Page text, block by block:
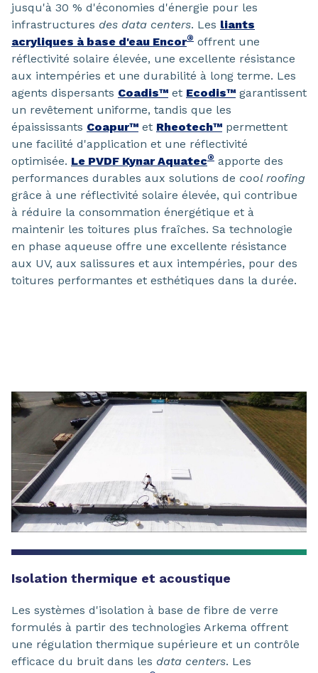
jusqu'à 30 % d'économies d'énergie pour les
infrastructures des data centers. Les liants
acryliques à base d'eau Encor® offrent une
réflectivité solaire élevée, une excellente résistance
aux intempéries et une durabilité à long terme. Les
agents dispersants Coadis™ et Ecodis™ garantissent
un revêtement uniforme, tandis que les
épaississants Coapur™ et Rheotech™ permettent
une facilité d'application et une réflectivité
optimisée. Le PVDF Kynar Aquatec® apporte des
performances durables aux solutions de cool roofing
grâce à une réflectivité solaire élevée, qui contribue
à réduire la consommation énergétique et à
maintenir les toitures plus fraîches. Sa technologie
en phase aqueuse offre une excellente résistance
aux UV, aux salissures et aux intempéries, pour des
toitures performantes et esthétiques dans la durée.
Isolation thermique et acoustique
Les systèmes d'isolation à base de fibre de verre
formulés à partir des technologies Arkema offrent
une régulation thermique supérieure et un contrôle
efficace du bruit dans les data centers. Les